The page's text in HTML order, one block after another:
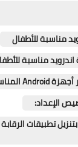
انترنت
الربح من
فيسبوك
مناسبة للأطفال
مناسبة
تطبيقات